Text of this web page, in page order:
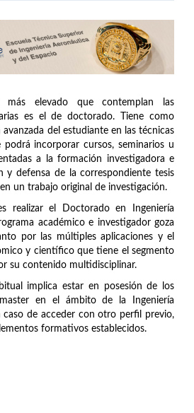
más elevado que contemplan las
es el de doctorado. Tiene como
del estudiante en las técnicas
podrá incorporar cursos, seminarios u
a la formación investigadora e
y defensa de la correspondiente tesis
un trabajo original de investigación.
realizar el Doctorado en Ingeniería
académico e investigador goza
por las múltiples aplicaciones y el
y científico que tiene el segmento
su contenido multidisciplinar.
implica estar en posesión de los
en el ámbito de la Ingeniería
caso de acceder con otro perfil previo,
formativos establecidos.